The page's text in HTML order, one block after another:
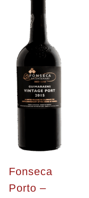
Fonseca
Porto –